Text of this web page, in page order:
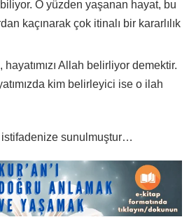
O yüzden yaşanan hayat, bu
kaçınarak çok itinalı bir kararlılık
hayatımızı Allah belirliyor demektir.
kim belirleyici ise o ilah
istifadenize sunulmuştur…